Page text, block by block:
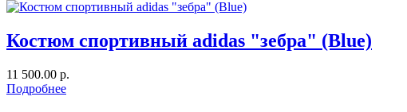
Костюм спортивный adidas "зебра" (Blue)
11 500.00 р.
Подробнее